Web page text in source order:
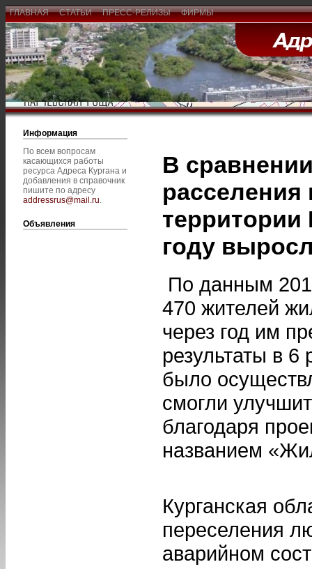
ГЛАВНАЯ СТАТЬИ ПРЕСС-РЕЛИЗЫ ФИРМЫ
Информация
По всем вопросам
касающихся работы
ресурса Адреса Кургана и
добавления в справочник
пишите по адресу
addressrus@mail.ru.
Объявления
В
территории
году
По данным
470 жителей
через год им
результаты в
было
смогли
благодаря
названием
Курганская
переселения
аварийном